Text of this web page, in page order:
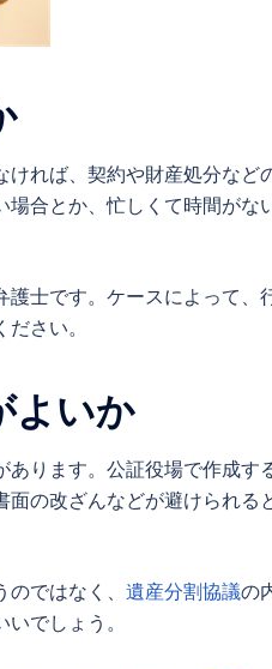
ければ、契約や財産処分など
場合とか、忙しくて時間がな
護士です。ケースによって、
さい。
よいか
あります。公証役場で作成す
の改ざんなどが避けられる
ではなく、 遺産分割協議の
でしょう。